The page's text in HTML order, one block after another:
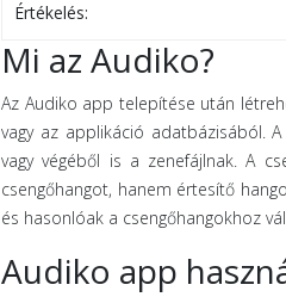
Értékelés:
Mi az Audiko?
Az Audiko app telepítése után
vagy az applikáció adatbázisából.
vagy végéből is a zenefájlnak. A
csengőhangot, hanem értesítő
és hasonlóak a csengőhangokhoz
Audiko app